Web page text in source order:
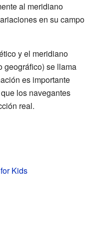
al meridiano
en su campo
y el meridiano
geográfico) se llama
es importante
los navegantes
real.
Kids